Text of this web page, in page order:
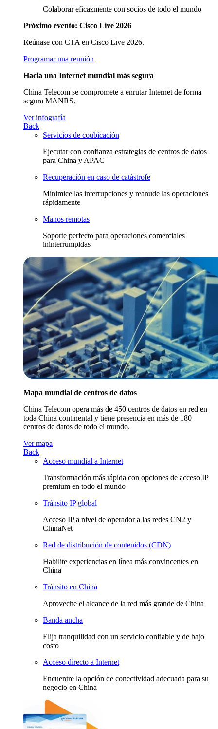
Colaborar eficazmente con socios de todo el mundo
Próximo evento: Cisco Live 2026
Reúnase con CTA en Cisco Live 2026.
Programar una reunión
Hacia una Internet mundial más segura
China Telecom se compromete a enrutar Internet de forma
segura MANRS.
Ver infografía
Back
Servicios de coubicación
Ejecutar con confianza estrategias de centros de datos
para China y APAC
Recuperación en caso de catástrofe
Minimice las interrupciones y reanude las operaciones
rápidamente
Manos remotas
Soporte perfecto para operaciones comerciales
ininterrumpidas
Mapa mundial de centros de datos
China Telecom opera más de 450 centros de datos en red en
toda China continental y tiene presencia en más de 180
centros de datos de todo el mundo.
Ver mapa
Back
Acceso mundial a Internet
Transformación más rápida con opciones de acceso IP
premium en todo el mundo
Tránsito IP global
Acceso IP a nivel de operador a las redes CN2 y
ChinaNet
Red de distribución de contenidos (CDN)
Habilite experiencias en línea más convincentes en
China
Tránsito en China
Aproveche el alcance de la red más grande de China
Banda ancha
Elija tranquilidad con un servicio confiable y de bajo
costo
Acceso directo a Internet
Encuentre la opción de conectividad adecuada para su
negocio en China